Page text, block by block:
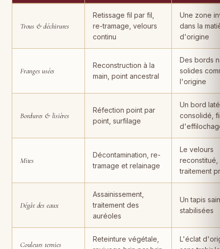
Trous & déchirures
Retissage fil par fil,
re-tramage, velours
continu
Une zone
dans la
d'origine
Franges usées
Reconstruction à la
main, point ancestral
Des bords
solides
l'origine
Bordures & lisières
Réfection point par
point, surfilage
Un bord
consolidé,
Mites
Décontamination, re-
tramage et relainage
Le velours
reconstitué,
traitement
Dégât des eaux
Assainissement,
traitement des
auréoles
Un tapis
stabilisées
Couleurs ternies
Reteinture végétale,
L'éclat